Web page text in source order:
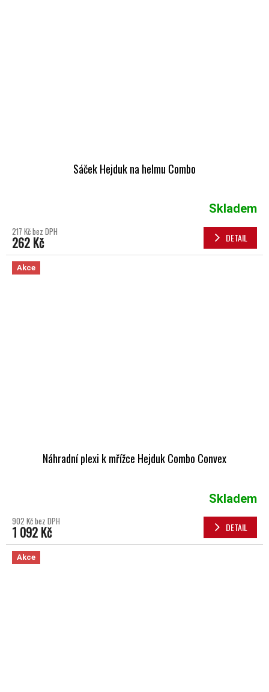
Sáček Hejduk na helmu Combo
Skladem
217 Kč bez DPH
262 Kč DETAIL
Akce
Náhradní plexi k mřížce Hejduk Combo Convex
Skladem
902 Kč bez DPH
1 092 Kč DETAIL
Akce